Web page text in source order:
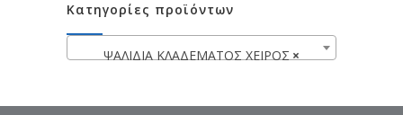
Κατηγορίες προϊόντων
×
ΨΑΛΙΔΙΑ ΚΛΑΔΕΜΑΤΟΣ ΧΕΙΡΟΣ